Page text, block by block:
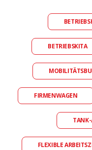
BETRIEBSKITA
FIRMENWAGEN
FLEXIBLE